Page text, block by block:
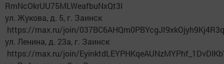
RmNcOkrUU75MLWeafbuNxQt3I
ул. Жукова, д. 5, г. Заинск
https://max.ru/join/
ул. Ленина, д. 23а, г. Заинск
https://max.ru/join/